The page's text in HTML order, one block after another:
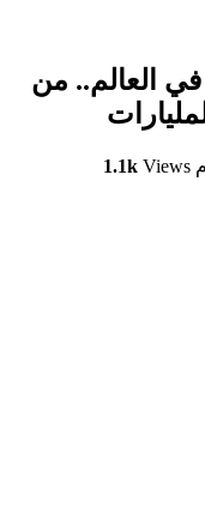
في العالم.. من
1.1k Views